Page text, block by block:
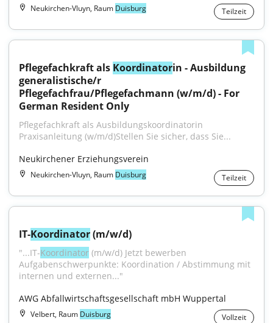
Neukirchen-Vluyn, Raum Duisburg Teilzeit
Pflegefachkraft als Koordinatorin - Ausbildung
generalistische/r
Pflegefachfrau/Pflegefachmann (w/m/d) - For
German Resident Only
Pflegefachkraft als Ausbildungskoordinatorin
Praxisanleitung (w/m/d)Stellen Sie sicher, dass Sie...
Neukirchener Erziehungsverein
Neukirchen-Vluyn, Raum Duisburg Teilzeit
IT-Koordinator (m/w/d)
"...IT-Koordinator (m/w/d) Jetzt bewerben
Aufgabenschwerpunkte: Koordination / Abstimmung mit
internen und externen..."
AWG Abfallwirtschaftsgesellschaft mbH Wuppertal
Velbert, Raum Duisburg Vollzeit